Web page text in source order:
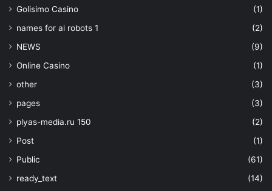
Golisimo Casino
(1)
names for ai robots 1
(2)
NEWS
(9)
Online Casino
(1)
other
(3)
pages
(3)
plyas-media.ru 150
(2)
Post
(1)
Public
(61)
ready_text
(14)